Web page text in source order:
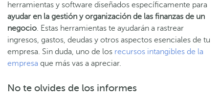
herramientas y software diseñados específicamente para
ayudar en la gestión y organización de las finanzas de un
negocio. Estas herramientas te ayudarán a rastrear
ingresos, gastos, deudas y otros aspectos esenciales de tu
empresa. Sin duda, uno de los recursos intangibles de la
empresa que más vas a apreciar.
No te olvides de los informes